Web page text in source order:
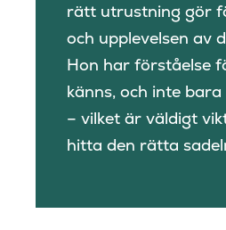
rätt utrustning gör
och upplevelsen av
Hon har förståelse
känns, och inte
– vilket är väldigt
hitta den rätta